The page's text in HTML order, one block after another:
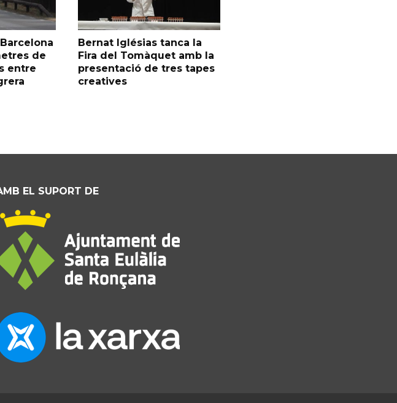
de
entre
Bernat Iglésias tanca la
Fira del Tomàquet amb la
presentació de tres tapes
creatives
EL SUPORT DE